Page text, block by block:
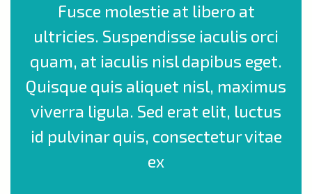
Fusce molestie at libero at
ultricies. Suspendisse iaculis orci
quam, at iaculis nisl dapibus eget.
Quisque quis aliquet nisl, maximus
viverra ligula. Sed erat elit, luctus
id pulvinar quis, consectetur vitae
ex